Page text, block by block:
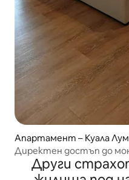
Апартамент – Куала
Директен достъп до
by Azmila
Други